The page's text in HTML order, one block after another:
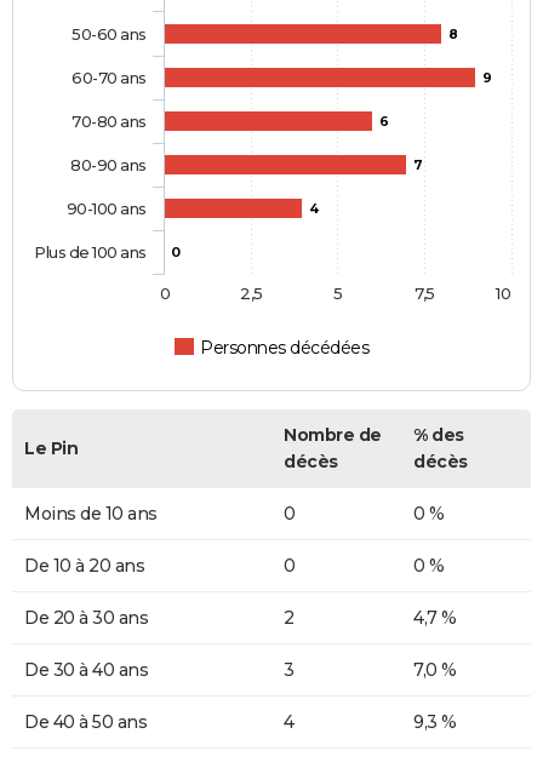
8
9
6
7
4
0
Personnes décédées
50-60 ans
60-70 ans
70-80 ans
80-90 ans
90-100 ans
Plus de 100 ans
0 10
2,5 5 7,5
Le Pin
Nombre de
décès
% des
décès
Moins de 10 ans 0 0 %
De 10 à 20 ans 0 0 %
De 20 à 30 ans 2 4,7 %
De 30 à 40 ans 3 7,0 %
De 40 à 50 ans 4 9,3 %